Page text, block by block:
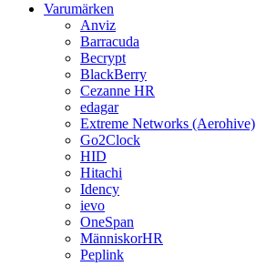
Varumärken
Anviz
Barracuda
Becrypt
BlackBerry
Cezanne HR
edagar
Extreme Networks (Aerohive)
Go2Clock
HID
Hitachi
Idency
ievo
OneSpan
MänniskorHR
Peplink